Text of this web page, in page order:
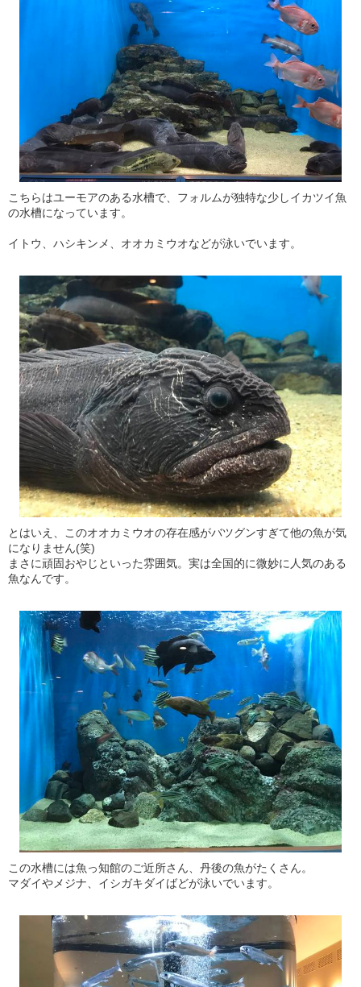
こちらはユーモアのある水槽で、フォルムが独特な少しイカツイ魚
の水槽になっています。
イトウ、ハシキンメ、オオカミウオなどが泳いでいます。
とはいえ、このオオカミウオの存在感がバツグンすぎて他の魚が気
になりません(笑)
まさに頑固おやじといった雰囲気。実は全国的に微妙に人気のある
魚なんです。
この水槽には魚っ知館のご近所さん、丹後の魚がたくさん。
マダイやメジナ、イシガキダイばどが泳いでいます。